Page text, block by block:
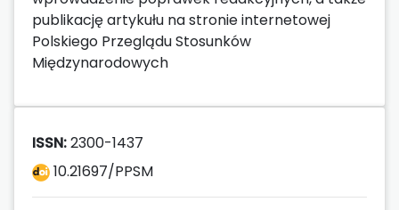
publikację artykułu na stronie internetowej
Polskiego Przeglądu Stosunków
Międzynarodowych
ISSN:2300-1437
10.21697/PPSM